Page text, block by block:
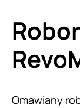
Omawiany